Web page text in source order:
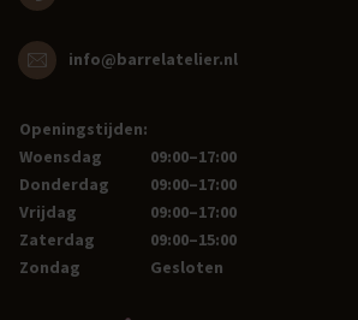
info@barrelatelier.nl
Openingstijden:
Woensdag
09:00–17:00
Donderdag
09:00–17:00
Vrijdag
09:00–17:00
Zaterdag
09:00–15:00
Zondag
Gesloten